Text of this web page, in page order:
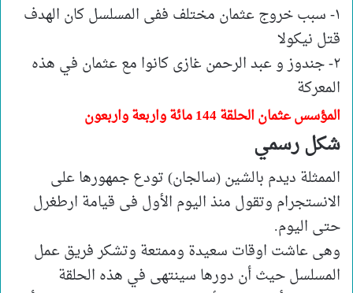
١- سبب خروج عثمان مختلف ففى المسلسل كان الهدف
قتل نيكولا
٢- جندوز و عبد الرحمن غازى كانوا مع عثمان في هذه
المعركة
المؤسس عثمان الحلقة 144 مائة واربعة واربعون
شكل رسمي
الممثلة ديدم بالشين (سالجان) تودع جمهورها على
الانستجرام وتقول منذ اليوم الأول فى قيامة ارطغرل
حتى اليوم.
وهى عاشت اوقات سعيدة وممتعة وتشكر فريق عمل
المسلسل حيث أن دورها سينتهى في هذه الحلقة